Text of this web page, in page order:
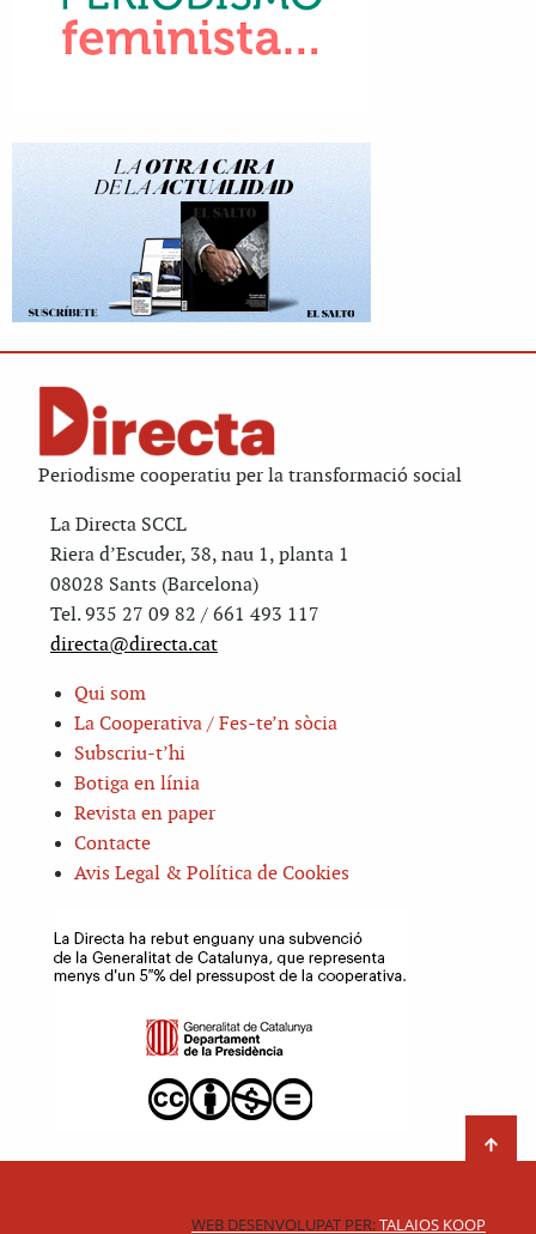
Periodisme cooperatiu per la transformació social
La Directa SCCL
Riera d’Escuder, 38, nau 1, planta 1
08028 Sants (Barcelona)
Tel. 935 27 09 82 / 661 493 117
directa@directa.cat
Qui som
La Cooperativa / Fes-te’n sòcia
Subscriu-t’hi
Botiga en línia
Revista en paper
Contacte
Avis Legal & Política de Cookies
WEB DESENVOLUPAT PER:TALAIOS KOOP